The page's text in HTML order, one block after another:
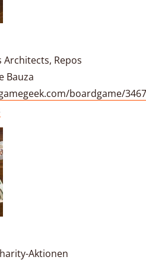
Architects, Repos
Bauza
boardgame/
Aktionen